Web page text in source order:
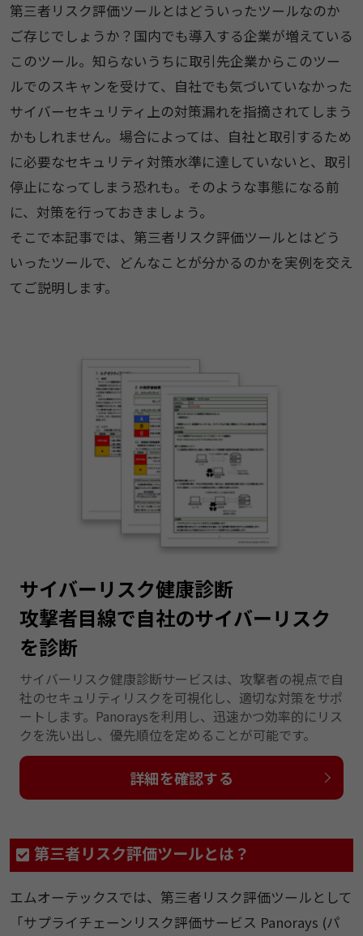
第三者リスク評価ツールとはどういったツールなのか
ご存じでしょうか？国内でも導入する企業が増えている
このツール。知らないうちに取引先企業からこのツー
ルでのスキャンを受けて、自社でも気づいていなかった
サイバーセキュリティ上の対策漏れを指摘されてしまう
かもしれません。場合によっては、自社と取引するため
に必要なセキュリティ対策水準に達していないと、取引
停止になってしまう恐れも。そのような事態になる前
に、対策を行っておきましょう。
そこで本記事では、第三者リスク評価ツールとはどう
いったツールで、どんなことが分かるのかを実例を交え
てご説明します。
サイバーリスク健康診断
攻撃者目線で自社のサイバーリスク
を診断
サイバーリスク健康診断サービスは、攻撃者の視点で自
社のセキュリティリスクを可視化し、適切な対策をサポ
ートします。Panoraysを利用し、迅速かつ効率的にリス
クを洗い出し、優先順位を定めることが可能です。
詳細を確認する
第三者リスク評価ツールとは？
エムオーテックスでは、第三者リスク評価ツールとして
「サプライチェーンリスク評価サービス Panorays (パ